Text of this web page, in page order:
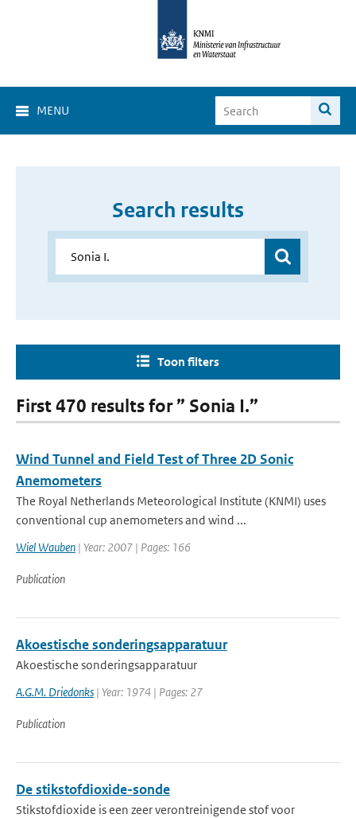
MENU
Search results
Toon filters
First 470 results for ” Sonia I.”
Wind Tunnel and Field Test of Three 2D Sonic
Anemometers
The Royal Netherlands Meteorological Institute (KNMI) uses
conventional cup anemometers and wind ...
Wiel Wauben | Year: 2007 | Pages: 166
Publication
Akoestische sonderingsapparatuur
Akoestische sonderingsapparatuur
A.G.M. Driedonks | Year: 1974 | Pages: 27
Publication
De stikstofdioxide-sonde
Stikstofdioxide is een zeer verontreinigende stof voor